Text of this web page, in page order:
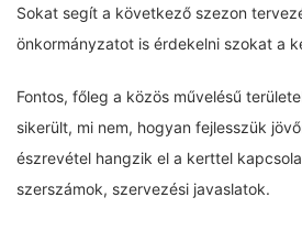
Sokat segít a következő szezon
önkormányzatot is érdekelni szokat a
Fontos, főleg a közös művelésű
sikerült, mi nem, hogyan fejlesszük
észrevétel hangzik el a kerttel
szerszámok, szervezési javaslatok.